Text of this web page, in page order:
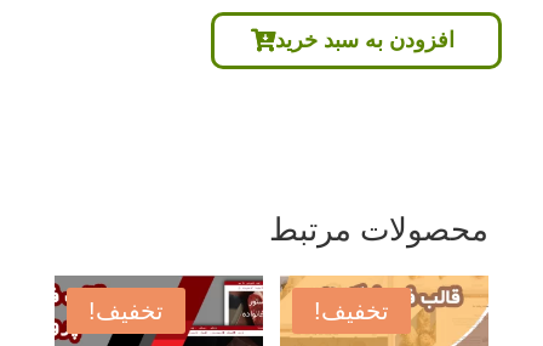
899,000 تومان
بود.
افزودن به سبد خرید
محصولات مرتبط
تخفیف! تخفیف!